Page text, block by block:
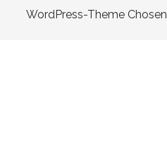
WordPress-Theme Chosen